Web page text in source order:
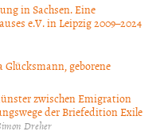
in Sachsen. Eine
e.V. in Leipzig 2009–2024
geborene
zwischen Emigration
der Briefedition Exile
Dreher